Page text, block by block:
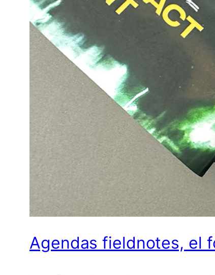
Agendas fieldnotes, el